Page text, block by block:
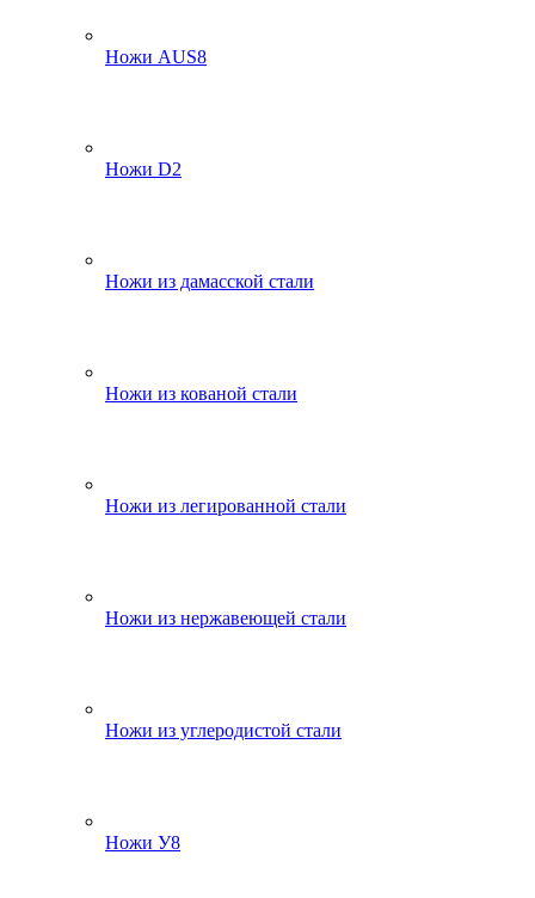
Ножи AUS8
Ножи D2
Ножи из дамасской стали
Ножи из кованой стали
Ножи из легированной стали
Ножи из нержавеющей стали
Ножи из углеродистой стали
Ножи У8